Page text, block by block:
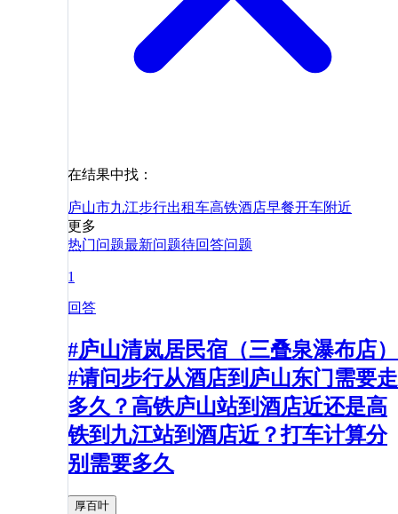
在结果中找：
庐山市九江步行出租车高铁酒店早餐开车附近
更多
热门问题最新问题待回答问题
1
回答
#庐山清岚居民宿（三叠泉瀑布店）
#请问步行从酒店到庐山东门需要走
多久？高铁庐山站到酒店近还是高
铁到九江站到酒店近？打车计算分
别需要多久
厚百叶